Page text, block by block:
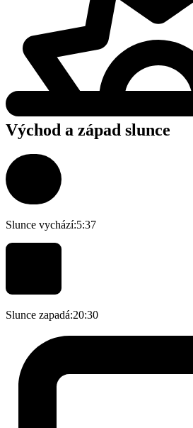
Východ a západ slunce
Slunce vychází:5:37
Slunce zapadá:20:30